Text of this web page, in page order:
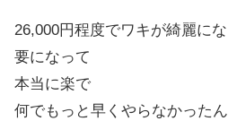
26,000円程度でワキが綺麗に
要になって
本当に楽で
何でもっと早くやらなかった